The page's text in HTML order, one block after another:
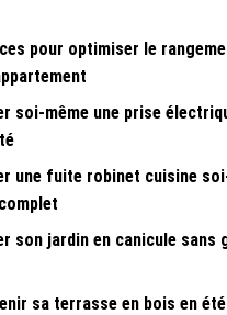
pour optimiser le
soi-même une prise
une fuite robinet cuisine
son jardin en canicule sans
sa terrasse en bois en été